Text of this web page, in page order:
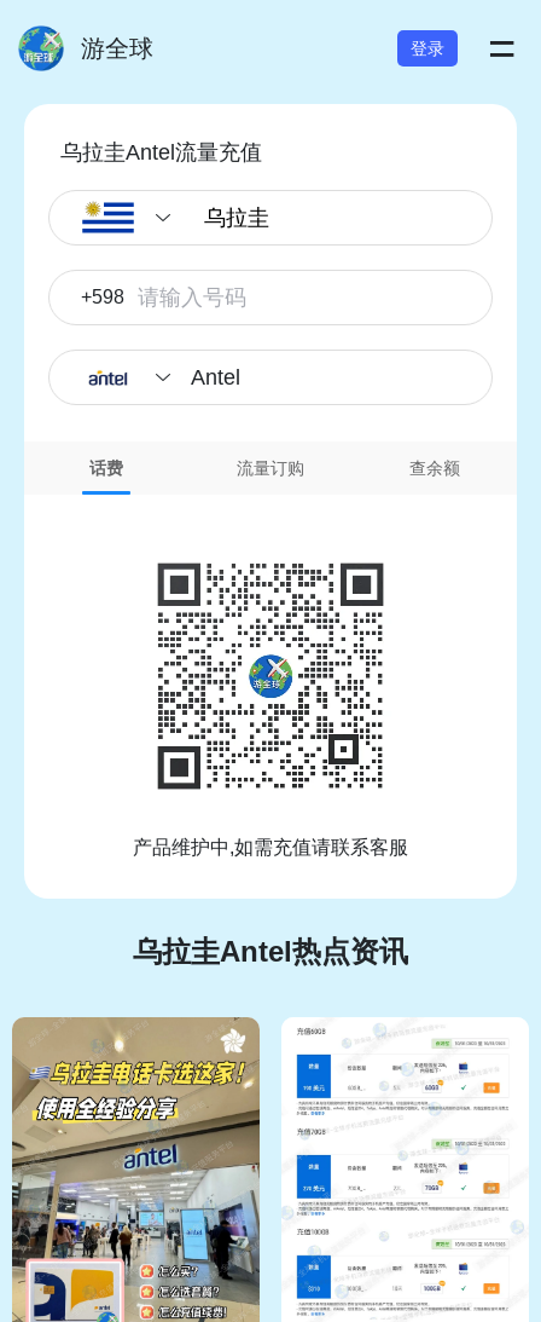
游全球 登录 =
乌拉圭Antel流量充值
+598
Antel
话费 流量订购 查余额
产品维护中,如需充值请联系客服
乌拉圭Antel热点资讯